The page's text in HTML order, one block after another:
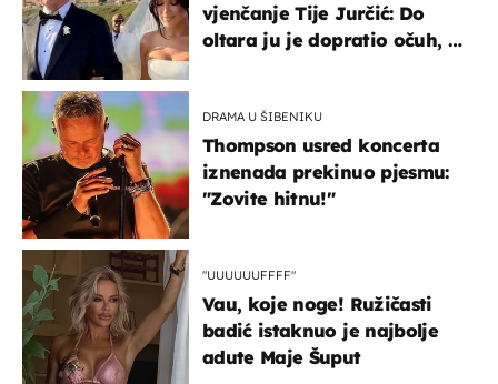
vjenčanje Tije Jurčić: Do
oltara ju je dopratio očuh, a
DRAMA U ŠIBENIKU
Thompson usred koncerta
iznenada prekinuo pjesmu:
"Zovite hitnu!"
"UUUUUUFFFF"
Vau, koje noge! Ružičasti
badić istaknuo je najbolje
adute Maje Šuput